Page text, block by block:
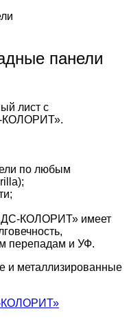
панели
лист с
КОЛОРИТ».
по любым
КОЛОРИТ» имеет
перепадам и УФ.
и металлизированные
КОЛОРИТ»